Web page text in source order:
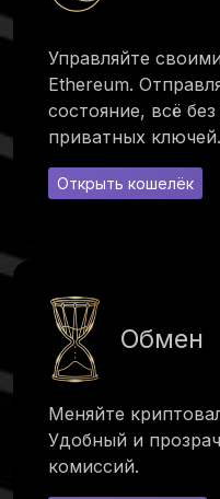
Управляйте
Ethereum.
состояние, всё
приватных ключей.
Открыть кошелёк
Обмен
Меняйте
Удобный и
комиссий.